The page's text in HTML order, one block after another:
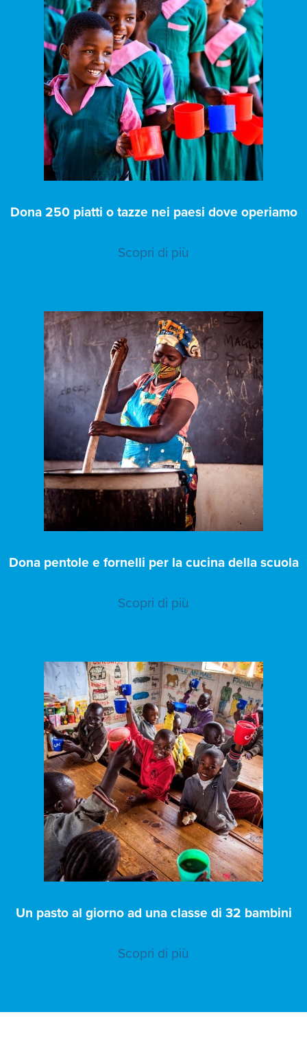
Dona 250 piatti o tazze nei paesi dove operiamo
Scopri di più
Dona pentole e fornelli per la cucina della scuola
Scopri di più
Un pasto al giorno ad una classe di 32 bambini
Scopri di più